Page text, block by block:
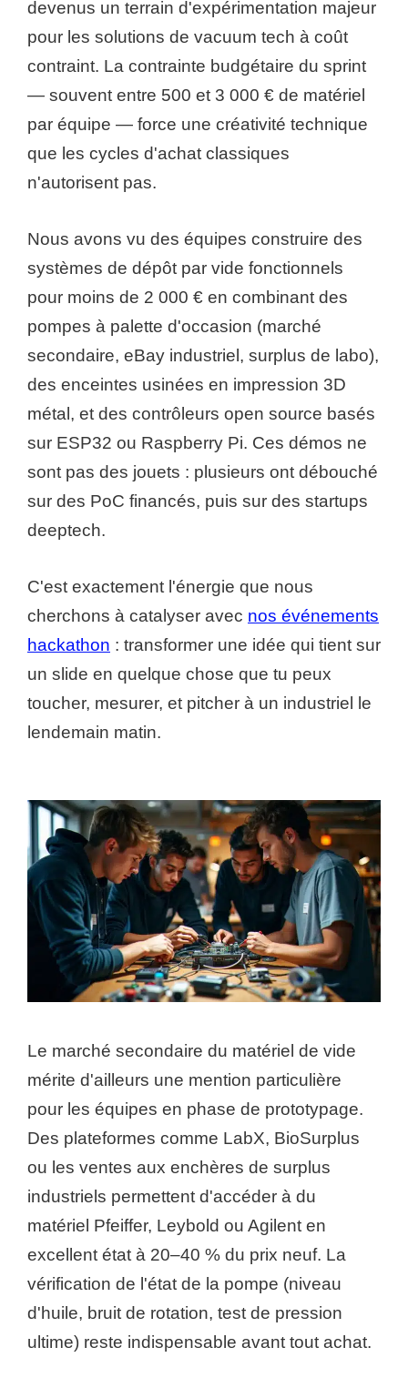
devenus un terrain d'expérimentation majeur
pour les solutions de vacuum tech à coût
contraint. La contrainte budgétaire du sprint
— souvent entre 500 et 3 000 € de matériel
par équipe — force une créativité technique
que les cycles d'achat classiques
n'autorisent pas.
Nous avons vu des équipes construire des
systèmes de dépôt par vide fonctionnels
pour moins de 2 000 € en combinant des
pompes à palette d'occasion (marché
secondaire, eBay industriel, surplus de labo),
des enceintes usinées en impression 3D
métal, et des contrôleurs open source basés
sur ESP32 ou Raspberry Pi. Ces démos ne
sont pas des jouets : plusieurs ont débouché
sur des PoC financés, puis sur des startups
deeptech.
C'est exactement l'énergie que nous
cherchons à catalyser avec nos événements
hackathon : transformer une idée qui tient sur
un slide en quelque chose que tu peux
toucher, mesurer, et pitcher à un industriel le
lendemain matin.
Le marché secondaire du matériel de vide
mérite d'ailleurs une mention particulière
pour les équipes en phase de prototypage.
Des plateformes comme LabX, BioSurplus
ou les ventes aux enchères de surplus
industriels permettent d'accéder à du
matériel Pfeiffer, Leybold ou Agilent en
excellent état à 20–40 % du prix neuf. La
vérification de l'état de la pompe (niveau
d'huile, bruit de rotation, test de pression
ultime) reste indispensable avant tout achat.